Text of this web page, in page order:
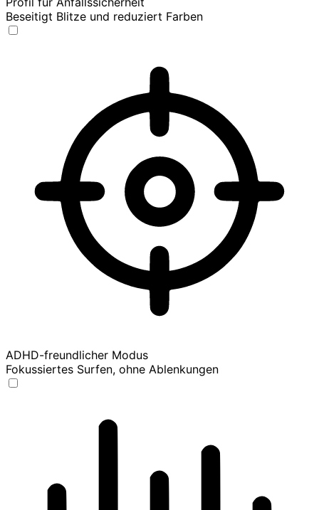
Beseitigt Blitze und reduziert Farben
ADHD-freundlicher Modus
Fokussiertes Surfen, ohne Ablenkungen